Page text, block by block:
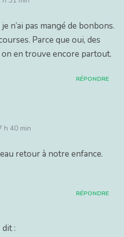
n’ai pas mangé de bonbons.
Parce que oui, des
en trouve encore partout.
RÉPONDRE
h 40 min
retour à notre enfance.
RÉPONDRE
dit :